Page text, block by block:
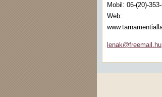
Mobil: 06-(20)-353-
Web:
lenak@freemail.hu